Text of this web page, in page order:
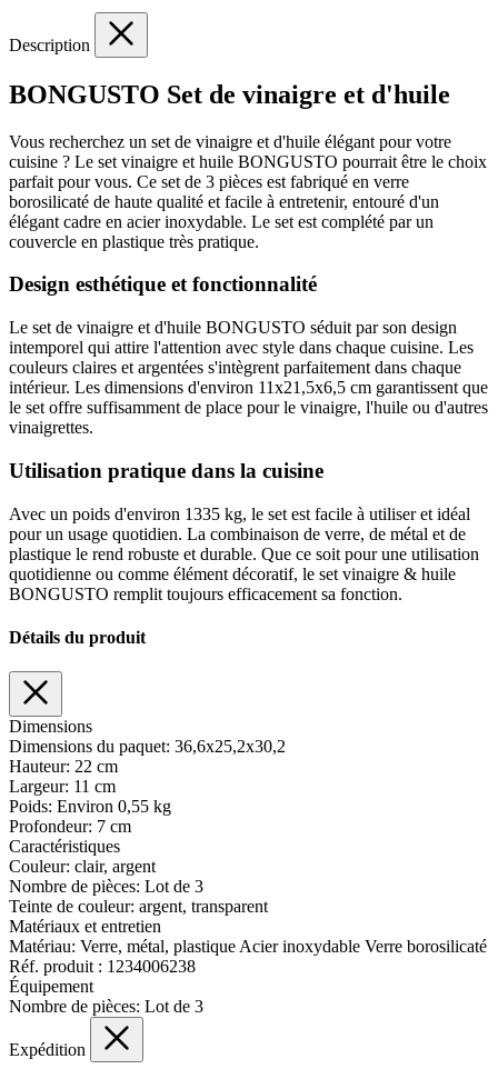
Description
BONGUSTO Set de vinaigre et d'huile
Vous recherchez un set de vinaigre et d'huile élégant pour votre
cuisine ? Le set vinaigre et huile BONGUSTO pourrait être le choix
parfait pour vous. Ce set de 3 pièces est fabriqué en verre
borosilicaté de haute qualité et facile à entretenir, entouré d'un
élégant cadre en acier inoxydable. Le set est complété par un
couvercle en plastique très pratique.
Design esthétique et fonctionnalité
Le set de vinaigre et d'huile BONGUSTO séduit par son design
intemporel qui attire l'attention avec style dans chaque cuisine. Les
couleurs claires et argentées s'intègrent parfaitement dans chaque
intérieur. Les dimensions d'environ 11x21,5x6,5 cm garantissent que
le set offre suffisamment de place pour le vinaigre, l'huile ou d'autres
vinaigrettes.
Utilisation pratique dans la cuisine
Avec un poids d'environ 1335 kg, le set est facile à utiliser et idéal
pour un usage quotidien. La combinaison de verre, de métal et de
plastique le rend robuste et durable. Que ce soit pour une utilisation
quotidienne ou comme élément décoratif, le set vinaigre & huile
BONGUSTO remplit toujours efficacement sa fonction.
Détails du produit
Dimensions
Dimensions du paquet: 36,6x25,2x30,2
Hauteur: 22 cm
Largeur: 11 cm
Poids: Environ 0,55 kg
Profondeur: 7 cm
Caractéristiques
Couleur: clair, argent
Nombre de pièces: Lot de 3
Teinte de couleur: argent, transparent
Matériaux et entretien
Matériau: Verre, métal, plastique Acier inoxydable Verre borosilicaté
Réf. produit : 1234006238
Équipement
Nombre de pièces: Lot de 3
Expédition